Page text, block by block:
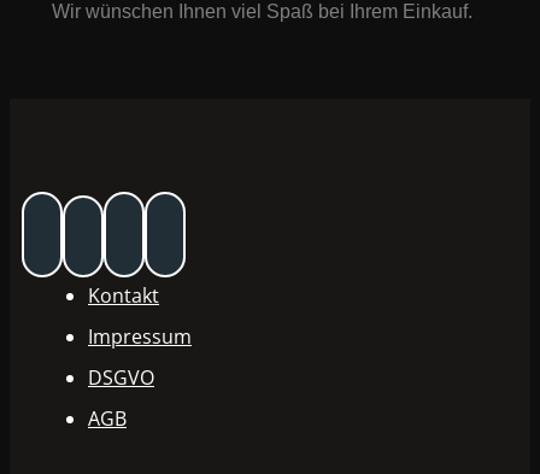
Wir wünschen Ihnen viel Spaß bei Ihrem Einkauf.
Kontakt
Impressum
DSGVO
AGB